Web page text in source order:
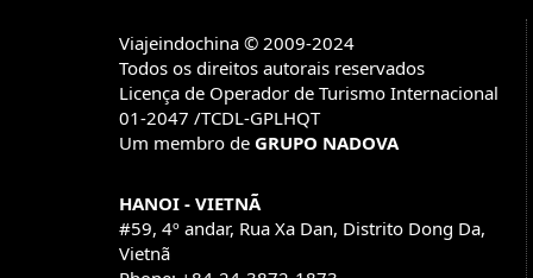
Viajeindochina © 2009-2024
Todos os direitos autorais reservados
Licença de Operador de Turismo Internacional
01-2047 /TCDL-GPLHQT
Um membro de GRUPO NADOVA
HANOI - VIETNÃ
#59, 4º andar, Rua Xa Dan, Distrito Dong Da,
Vietnã